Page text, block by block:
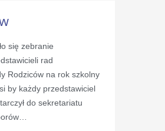
się zebranie
rad
Rodziców na rok szkolny
by każdy przedstawiciel
do sekretariatu